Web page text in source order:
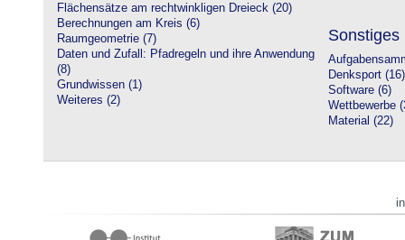
Flächensätze am rechtwinkligen Dreieck (20)
Berechnungen am Kreis (6)
Raumgeometrie (7)
Daten und Zufall: Pfadregeln und ihre Anwendung
(8)
Grundwissen (1)
Weiteres (2)
Sonstiges
Denksport (16)
Software (6)
Wettbewerbe
Material (22)